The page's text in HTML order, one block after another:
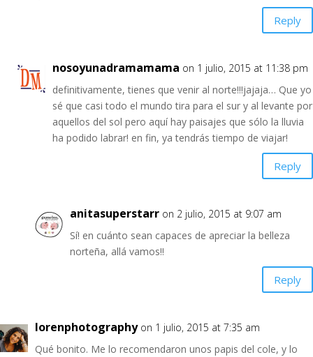
Reply
nosoyunadramamama on 1 julio, 2015 at 11:38 pm
definitivamente, tienes que venir al norte!!!jajaja… Que yo
sé que casi todo el mundo tira para el sur y al levante por
aquellos del sol pero aquí hay paisajes que sólo la lluvia
ha podido labrar! en fin, ya tendrás tiempo de viajar!
Reply
anitasuperstarr on 2 julio, 2015 at 9:07 am
Sí! en cuánto sean capaces de apreciar la belleza
norteña, allá vamos!!
Reply
lorenphotography on 1 julio, 2015 at 7:35 am
Qué bonito. Me lo recomendaron unos papis del cole, y lo